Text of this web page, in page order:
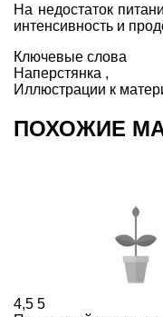
На недостаток
интенсивность и
Ключевые слова
Наперстянка ,
Иллюстрации к
ПОХОЖИЕ
4,5 5